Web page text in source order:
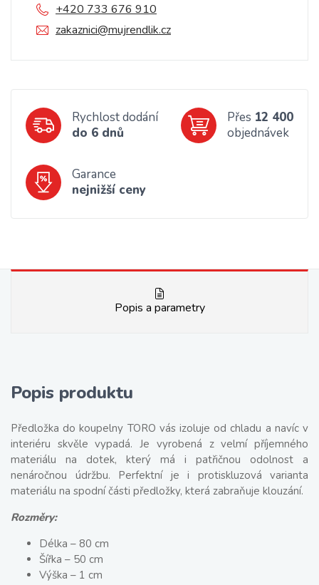
+420 733 676 910
zakaznici@mujrendlik.cz
Rychlost dodání
do 6 dnů
Přes 12 400
objednávek
Garance
nejnižší ceny
Popis a parametry
Popis produktu
Předložka do koupelny TORO vás izoluje od chladu a navíc v
interiéru skvěle vypadá. Je vyrobená z velmí příjemného
materiálu na dotek, který má i patřičnou odolnost a
nenáročnou údržbu. Perfektní je i protiskluzová varianta
materiálu na spodní části předložky, která zabraňuje klouzání.
Rozměry:
Délka – 80 cm
Šířka – 50 cm
Výška – 1 cm